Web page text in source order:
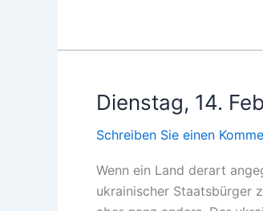
2024,
DIW-
Präsident:
Bezahlkarte
indische
Programmierer
Dienstag, 14.
Schreiben Sie einen
Wenn ein Land derart
ukrainischer Staatsbürger